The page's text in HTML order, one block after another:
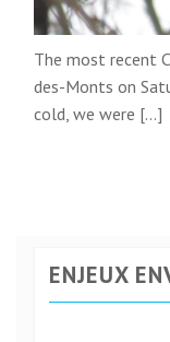
The most recent
des-Monts on
cold, we were […]
ENJEUX